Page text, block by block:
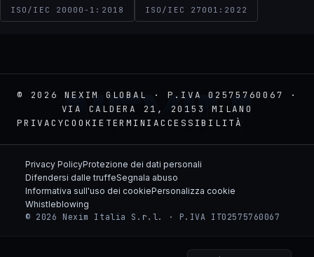
ISO/IEC 20000-1:2018 ISO/IEC 27001:2022
© 2026 NEXIM GLOBAL · P.IVA 02575760067 ·
VIA CALDERA 21, 20153 MILANO
PRIVACYCOOKIE TERMINI ACCESSIBILITÀ
NEXIM
Privacy PolicyProtezione dei dati personali
Difendersi dalle truffeSegnala abuso
Informativa sull'uso dei cookiePersonalizza cookie
Whistleblowing
© 2026 Nexim Italia S.r.l. · P.IVA IT02575760067